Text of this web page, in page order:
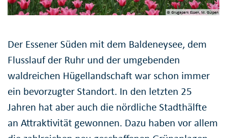
© Grugapark Essen, M. Gülpen
Der Essener Süden mit dem Baldeneysee, dem
Flusslauf der Ruhr und der umgebenden
waldreichen Hügellandschaft war schon immer
ein bevorzugter Standort. In den letzten 25
Jahren hat aber auch die nördliche Stadthälfte
an Attraktivität gewonnen. Dazu haben vor allem